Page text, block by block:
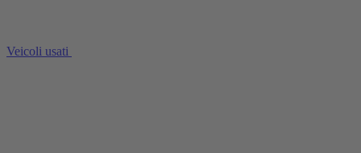
Veicoli usati